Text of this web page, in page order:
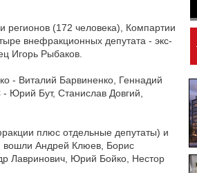
регионов (172 человека), Компартии
внефракционных депутата - экс-
Игорь Рыбаков.
- Виталий Барвиненко, Геннадий
Бут, Станислав Довгий,
плюс отдельные депутаты) и
вошли Андрей Клюев, Борис
Лавринович, Юрий Бойко, Нестор